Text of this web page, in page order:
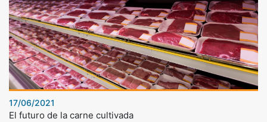
17/06/2021
El futuro de la carne cultivada